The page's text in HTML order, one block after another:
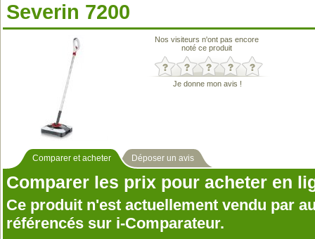
Severin 7200
Nos visiteurs n'ont pas encore
noté ce produit
Je donne mon avis !
Comparer et acheter Déposer un avis
Comparer les prix pour acheter en
Ce produit n'est actuellement vendu par
référencés sur i-Comparateur.